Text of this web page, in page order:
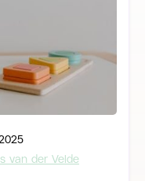
van der Velde